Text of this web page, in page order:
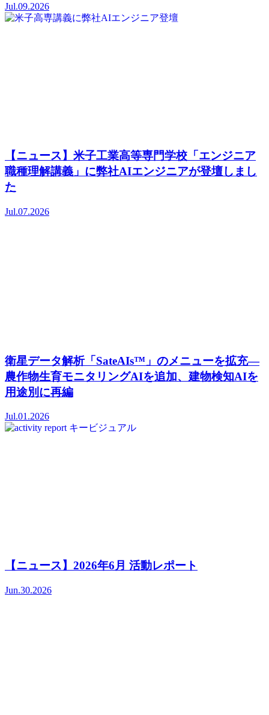
Jul.09.2026
【ニュース】米子工業高等専門学校「エンジニア
職種理解講義」に弊社AIエンジニアが登壇しまし
た
Jul.07.2026
衛星データ解析「SateAIs™」のメニューを拡充―
農作物生育モニタリングAIを追加、建物検知AIを
用途別に再編
Jul.01.2026
【ニュース】2026年6月 活動レポート
Jun.30.2026